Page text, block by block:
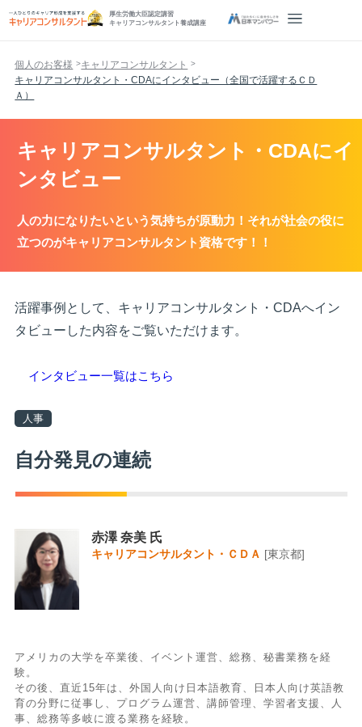
厚生労働大臣認定講習
キャリアコンサルタント養成講座
個人のお客様
キャリアコンサルタント
キャリアコンサルタント・CDAにインタビュー（全国で活躍するＣＤ
Ａ）
キャリアコンサルタント・CDAにイ
ンタビュー
人の力になりたいという気持ちが原動力！それが社会の役に
立つのがキャリアコンサルタント資格です！！
活躍事例として、キャリアコンサルタント・CDAへイン
タビューした内容をご覧いただけます。
インタビュー一覧はこちら
自分発見の連続
人事
赤澤 奈美 氏
キャリアコンサルタント・ＣＤＡ [東京都]
アメリカの大学を卒業後、イベント運営、総務、秘書業務を経
験。
その後、直近15年は、外国人向け日本語教育、日本人向け英語教
育の分野に従事し、プログラム運営、講師管理、学習者支援、人
事、総務等多岐に渡る業務を経験。